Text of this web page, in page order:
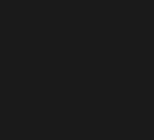
und seine
1863 in Bari
Bei den Festen von
verschiedenen
Zirkel (Februar 1912)